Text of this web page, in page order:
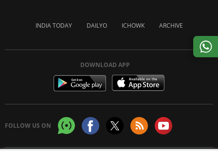
INDIA TODAY DAILYO ICHOWK ARCHIVE
DOWNLOAD APP
FOLLOW US ON